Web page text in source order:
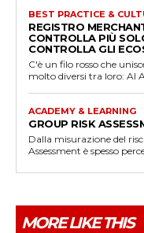
BEST PRACTICE &
REGISTRO
CONTROLLA PIÙ
CONTROLLA GLI
C'è un filo rosso che
molto diversi tra loro: AI
ACADEMY & LEARNING
GROUP RISK
Dalla misurazione del
Assessment è spesso
MORE LIKE THIS